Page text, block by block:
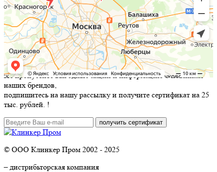
Не пропустите выгодные акции и информацию о новинках
наших брендов,
подпишитесь на нашу рассылку и получите сертификат на 25
тыс. рублей. !
© ООО Клинкер Пром 2002 - 2025
– дистрибьторская компания